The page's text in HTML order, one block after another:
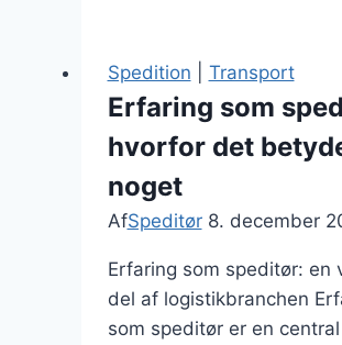
udmærker
sig
Spedition Transport
Erfaring som
hvorfor det
noget
AfSpeditør 8. december
Erfaring som speditør: en
del af logistikbranchen
som speditør er en